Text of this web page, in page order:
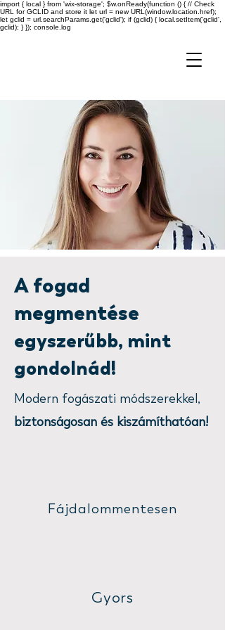
import { local } from 'wix-storage'; $w.onReady(function () { // Check
URL for GCLID and store it let url = new URL(window.location.href);
let gclid = url.searchParams.get('gclid'); if (gclid) { local.setItem('gclid',
gclid); } }); console.log
A fogad
megmentése
egyszerűbb, mint
gondolnád!
Modern fogászati módszerekkel,
biztonságosan és kiszámíthatóan!
Fájdalommentesen
Gyors